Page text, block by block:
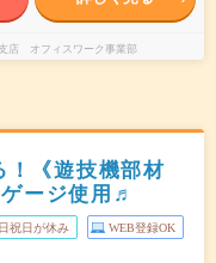
店 オフィスワーク事業部
！《遊技機部材
ージ使用♬
祝日が休み WEB登録OK